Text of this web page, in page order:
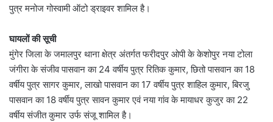
पुत्र मनोज गोस्वामी ऑटो ड्राइवर शामिल है।
घायलों की सूची
मुंगेर जिला के जमालपुर थाना क्षेत्र अंतर्गत फरीदपुर ओपी के केशोपुर नया टोला
जंगीरा के संजीव पासवान का 24 वर्षीय पुत्र रितिक कुमार, छितो पासवान का 18
वर्षीय पुत्र सागर कुमार, लाखो पासवान का 17 वर्षीय पुत्र शाहिल कुमार, बिरजु
पासवान का 18 वर्षीय पुत्र सावन कुमार एवं नया गांव के मायाधर कुजुर का 22
वर्षीय संजीत कुमार उर्फ संजू शामिल है।